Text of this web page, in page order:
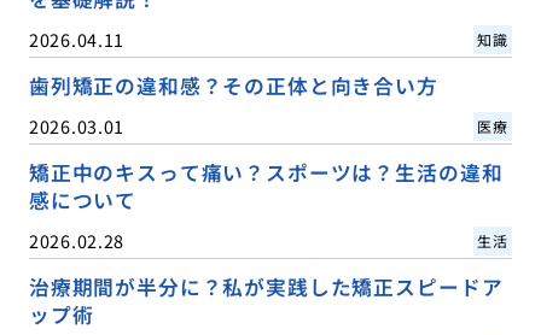
2026.04.11 知識
歯列矯正の違和感？その正体と向き合い方
2026.03.01 医療
矯正中のキスって痛い？スポーツは？生活の違和
感について
2026.02.28 生活
治療期間が半分に？私が実践した矯正スピードア
ップ術